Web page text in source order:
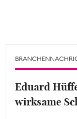
Eduard
wirksame